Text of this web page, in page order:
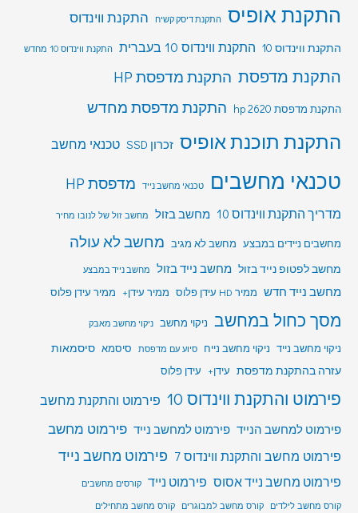
התקנת אופיס התקנת דיסק קשיח התקנת ווינדוס
התקנת ווינדוס 10 התקנת ווינדוס 10 בעברית התקנת ווינדוס 10 מחדש
התקנת מדפסת התקנת מדפסת HP
התקנת מדפסת hp 2620 התקנת מדפסת מחדש
התקנת תוכנת אופיס זכרון SSD טכנאי מחשב
טכנאי מחשבים טכנאי מחשב נייד מדפסת HP
מדריך התקנת ווינדוס 10 מחשב בזול מחשב זול של לנובו מחיר
מחשבים ניידים במבצע מחשב לא מגיב מחשב לא עולה
מחשב לפטופ נייד בזול מחשב נייד בזול מחשב נייד במבצע
מחשב נייד חדש ממיר HD עידן פלוס ממיר עידן+ ממיר עידן פלוס
מסך כחול במחשב ניקוי מחשב ניקוי מחשב מאבק
ניקוי מחשב נייד ניקוי מחשב נייח סיוע עם מדפסת סיסמא סיסמאות
עזרה בהתקנת מדפסת עידן+ עידן פלוס
פירמוט והתקנת ווינדוס 10 פירמוט והתקנת מחשב
פירמוט למחשב הנייד פירמוט למחשב נייד פירמוט מחשב
פירמוט מחשב והתקנת ווינדוס 7
פירמוט מחשב נייד
פירמוט מחשב נייד אסוס פירמוט נייד קורסים מחשבים
קורס מחשב לילדים
קורס מחשב למבוגרים
קורס מחשב מתחילים